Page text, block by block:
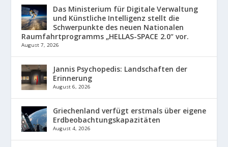
Das Ministerium für Digitale Verwaltung
und Künstliche Intelligenz stellt die
Schwerpunkte des neuen Nationalen
Raumfahrtprogramms „HELLAS-SPACE 2.0“ vor.
August 7, 2026
Jannis Psychopedis: Landschaften der
Erinnerung
August 6, 2026
Griechenland verfügt erstmals über eigene
Erdbeobachtungskapazitäten
August 4, 2026